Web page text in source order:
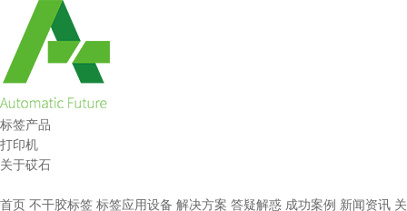
标签产品
打印机
关于砹石
首页 不干胶标签 标签应用设备 解决方案 答疑解惑 成功案例 新闻资讯